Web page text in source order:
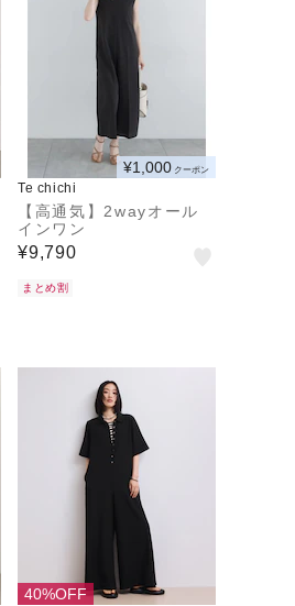
¥1,000 クーポン
Te chichi
【高通気】2wayオール
インワン
¥9,790
まとめ割
40%OFF